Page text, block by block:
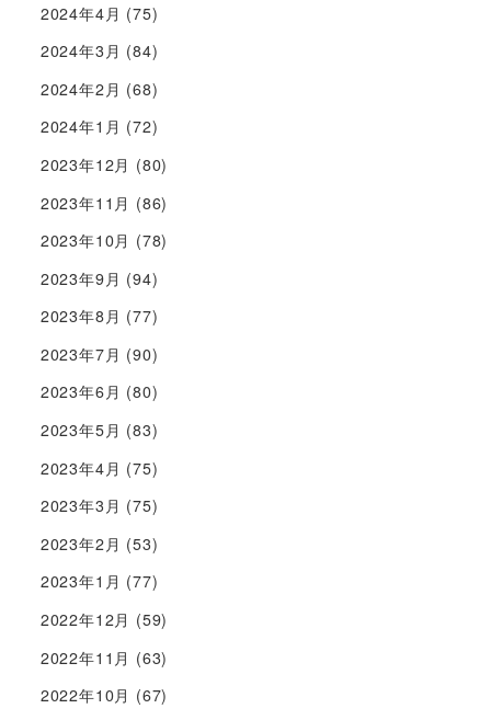
2024年4月 (75)
2024年3月 (84)
2024年2月 (68)
2024年1月 (72)
2023年12月 (80)
2023年11月 (86)
2023年10月 (78)
2023年9月 (94)
2023年8月 (77)
2023年7月 (90)
2023年6月 (80)
2023年5月 (83)
2023年4月 (75)
2023年3月 (75)
2023年2月 (53)
2023年1月 (77)
2022年12月 (59)
2022年11月 (63)
2022年10月 (67)